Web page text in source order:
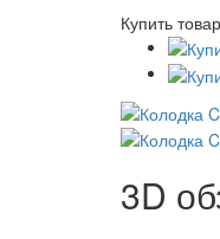
Купить товар
3D